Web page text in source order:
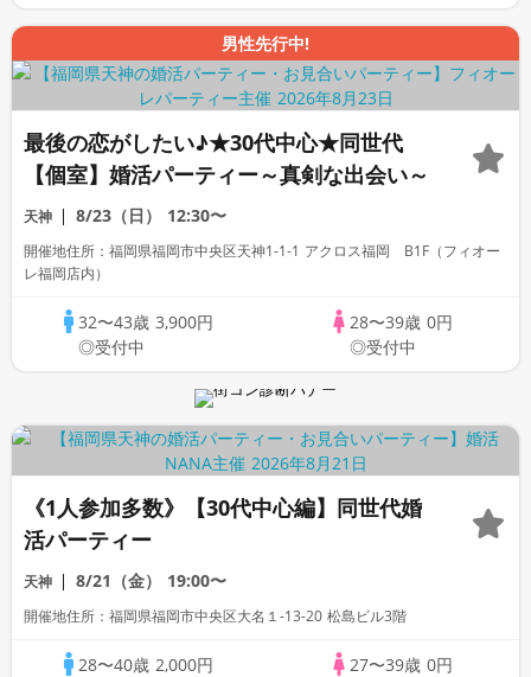
男性先行中!
最後の恋がしたい♪★30代中心★同世代
【個室】婚活パーティー～真剣な出会い～
天神 8/23（日） 12:30〜
開催地住所：福岡県福岡市中央区天神1-1-1 アクロス福岡 B1F（フィオー
レ福岡店内）
32〜43歳 3,900円
◎受付中
28〜39歳 0円
◎受付中
《1人参加多数》【30代中心編】同世代婚
活パーティー
天神 8/21（金） 19:00〜
開催地住所：福岡県福岡市中央区大名１-13-20 松島ビル3階
28〜40歳 2,000円
27〜39歳 0円